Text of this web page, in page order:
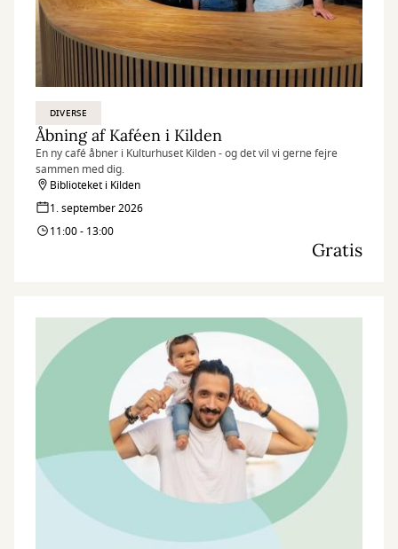
DIVERSE
Åbning af Kaféen i Kilden
En ny café åbner i Kulturhuset Kilden - og det vil vi gerne fejre
sammen med dig.
Biblioteket i Kilden
1. september 2026
11:00 - 13:00
Gratis